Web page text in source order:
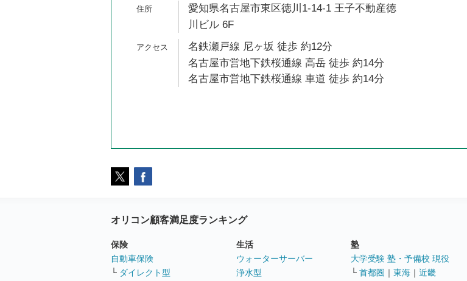
愛知県名古屋市東区徳川1-14-1 王子不動産徳
川ビル 6F
名鉄瀬戸線 尼ヶ坂 徒歩 約12分
名古屋市営地下鉄桜通線 高岳 徒歩 約14分
名古屋市営地下鉄桜通線 車道 徒歩 約14分
オリコン顧客満足度ランキング
保険
自動車保険
└ ダイレクト型
生活
ウォーターサーバー
浄水型
塾
大学受験 塾・予備校 現役
└ 首都圏 ｜ 東海 ｜ 近畿